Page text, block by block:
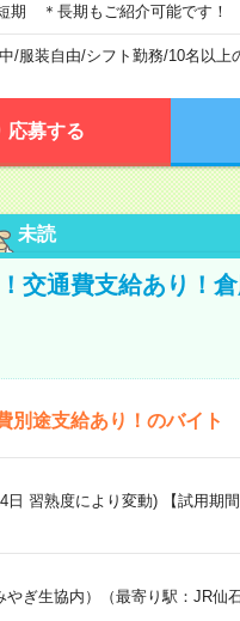
期 ＊長期もご紹介可能です！
/服装自由/シフト勤務/10名以上
応募する
未読
交通費支給あり！
別途支給あり！のバイト
習熟度により変動) 【試用期
ぎ生協内）（最寄り駅：JR仙